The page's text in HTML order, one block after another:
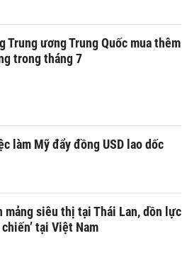
Trung ương Trung Quốc mua thêm
trong tháng 7
làm Mỹ đẩy đồng USD lao dốc
mảng siêu thị tại Thái Lan, dồn lực
chiến’ tại Việt Nam